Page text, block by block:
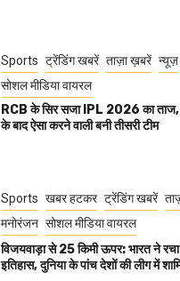
Sports ट्रेंडिंग खबरें ताज़ा ख़बरें न्यूज़
सोशल मीडिया वायरल
RCB के सिर सजा IPL 2026 का
के बाद ऐसा करने वाली बनी तीसरी टीम
Sports खबर हटकर ट्रेंडिंग खबरें
मनोरंजन सोशल मीडिया वायरल
विजयवाड़ा से 25 किमी ऊपर: भारत ने
इतिहास, दुनिया के पांच देशों की लीग में